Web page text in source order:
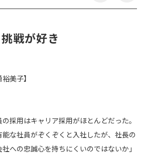
戦が好き
美子】
採用はキャリア採用がほとんどだった。
な社員がぞくぞくと入社したが、社長の
への忠誠心を持ちにくいのではないか」